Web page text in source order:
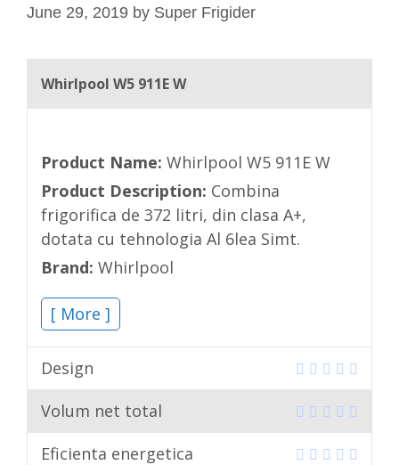
June 29, 2019 by Super Frigider
Whirlpool W5 911E W
Product Name: Whirlpool W5 911E W
Product Description: Combina
frigorifica de 372 litri, din clasa A+,
dotata cu tehnologia Al 6lea Simt.
Brand: Whirlpool
[ More ]
Design
Volum net total
Eficienta energetica